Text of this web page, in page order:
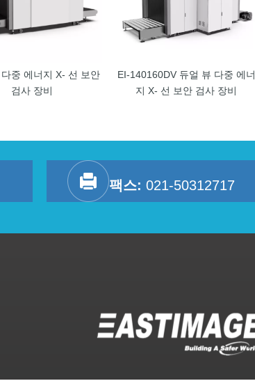
중 에너지 X- 선 보안
검사 장비
EI-140160DV 듀얼 뷰 다중 에너
지 X- 선 보안 검사 장비
팩스: 021-50312717